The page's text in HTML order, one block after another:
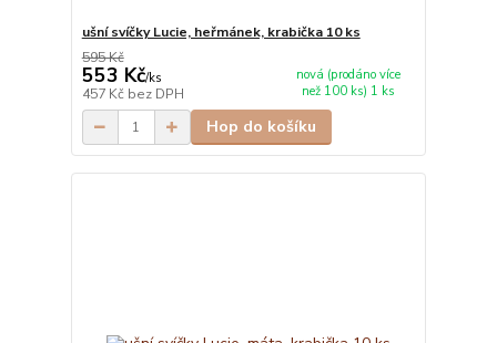
ušní svíčky Lucie, heřmánek, krabička 10 ks
595 Kč
553 Kč/ks
457 Kč bez DPH
nová (prodáno více
než 100 ks) 1 ks
Hop do košíku